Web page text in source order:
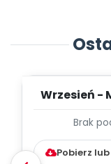
Wrzesień -
Brak
Pobierz